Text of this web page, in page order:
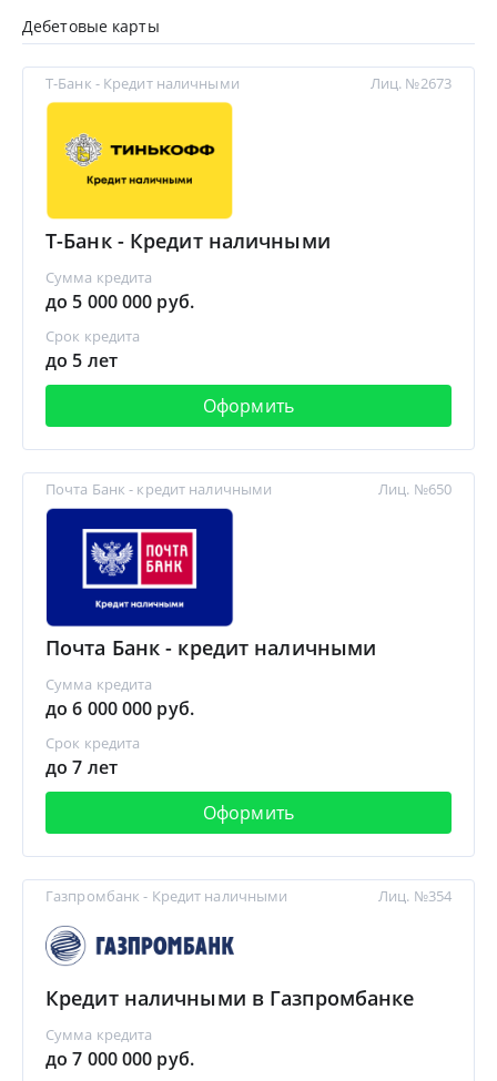
Дебетовые карты
Т-Банк - Кредит наличными
Т-Банк - Кредит наличными
Сумма кредита
до 5 000 000 руб.
Срок кредита
до 5 лет
Оформить
Лиц. №2673
Почта Банк - кредит наличными
Почта Банк - кредит наличными
Сумма кредита
до 6 000 000 руб.
Срок кредита
до 7 лет
Оформить
Лиц. №650
Газпромбанк - Кредит наличными
Кредит наличными в Газпромбанке
Сумма кредита
до 7 000 000 руб.
Лиц. №354